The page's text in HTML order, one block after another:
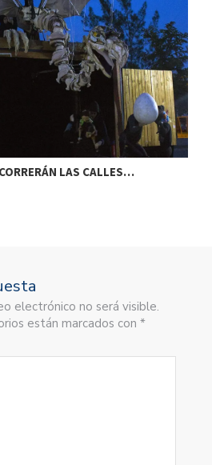
LAS CALLES…
electrónico no será visible.
están marcados con *